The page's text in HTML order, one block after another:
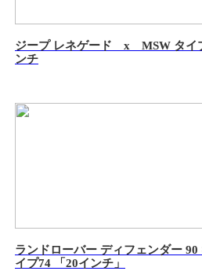
ジープ レネゲード x MSW タイ
ンチ
ランドローバー ディフェンダー 90
イプ74 「20インチ」